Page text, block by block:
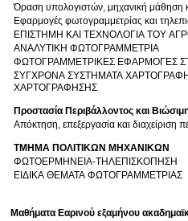
Όραση υπολογιστών, μηχανική μάθηση
Εφαρμογές φωτογραμμετρίας και
ΕΠΙΣΤΗΜΗ ΚΑΙ ΤΕΧΝΟΛΟΓΙΑ ΤΟΥ
ΑΝΑΛΥΤΙΚΗ ΦΩΤΟΓΡΑΜΜΕΤΡΙΑ
ΦΩΤΟΓΡΑΜΜΕΤΡΙΚΕΣ ΕΦΑΡΜΟΓΕΣ
ΣΥΓΧΡΟΝΑ ΣΥΣΤΗΜΑΤΑ
ΧΑΡΤΟΓΡΑΦΗΣΗΣ
Προστασία Περιβάλλοντος και
Απόκτηση, επεξεργασία και διαχείριση
ΤΜΗΜΑ ΠΟΛΙΤΙΚΩΝ ΜΗΧΑΝΙΚΩΝ
ΦΩΤΟΕΡΜΗΝΕΙΑ-ΤΗΛΕΠΙΣΚΟΠΗΣΗ
ΕΙΔΙΚΑ ΘΕΜΑΤΑ ΦΩΤΟΓΡΑΜΜΕΤΡΙΑΣ
Μαθήματα Εαρινού εξαμήνου